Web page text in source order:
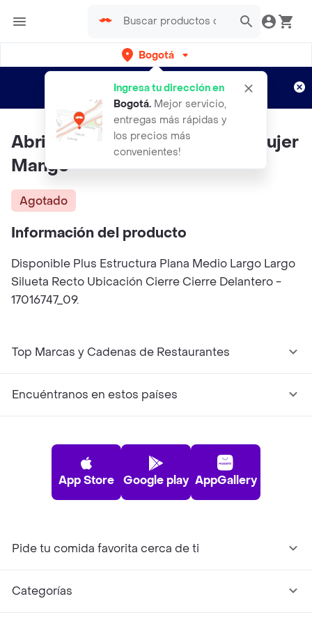
Bogotá
Ingresa tu dirección en
Bogotá. Mejor servicio,
entregas más rápidas y
los precios más
convenientes!
envíos gratis por semanas
Aplican TyC
Abrigo Sirenita Camel Talla L Mujer
Mango
Agotado
Información del producto
Disponible Plus Estructura Plana Medio Largo Largo
Silueta Recto Ubicación Cierre Cierre Delantero -
17016747_09.
Top Marcas y Cadenas de Restaurantes
Encuéntranos en estos países
App Store Google play AppGallery
Pide tu comida favorita cerca de ti
Categorías